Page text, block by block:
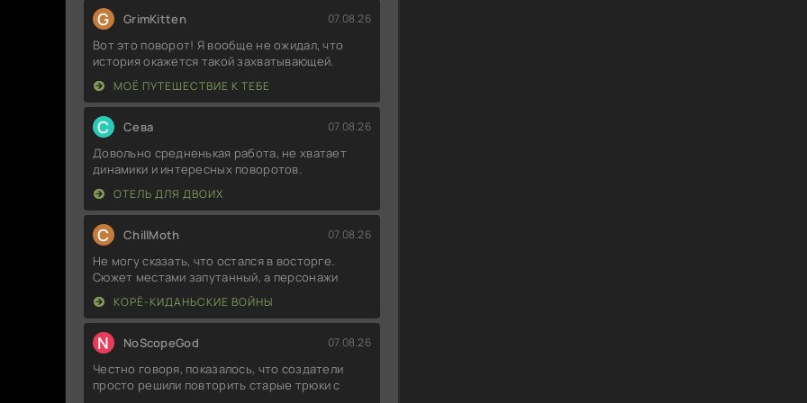
G GrimKitten 07.08.26
Вот это поворот! Я вообще не ожидал, что
история окажется такой захватывающей.
МОЁ ПУТЕШЕСТВИЕ К ТЕБЕ
С Севa 07.08.26
Довольно средненькая работа, не хватает
динамики и интересных поворотов.
ОТЕЛЬ ДЛЯ ДВОИХ
C ChillMoth 07.08.26
Не могу сказать, что остался в восторге.
Сюжет местами запутанный, а персонажи
КОРЁ-КИДАНЬСКИЕ ВОЙНЫ
N NoScopeGod 07.08.26
Честно говоря, показалось, что создатели
просто решили повторить старые трюки с